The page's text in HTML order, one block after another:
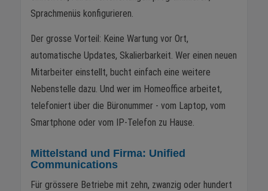
Sprachmenüs konfigurieren.
Der grosse Vorteil: Keine Wartung vor Ort,
automatische Updates, Skalierbarkeit. Wer einen neuen
Mitarbeiter einstellt, bucht einfach eine weitere
Nebenstelle dazu. Und wer im Homeoffice arbeitet,
telefoniert über die Büronummer - vom Laptop, vom
Smartphone oder vom IP-Telefon zu Hause.
Mittelstand und Firma: Unified
Communications
Für grössere Betriebe mit zehn, zwanzig oder hundert